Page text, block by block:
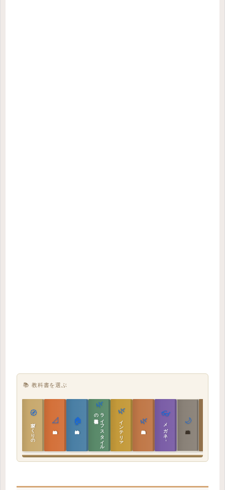
📚 教科書を選ぶ
🧭
家づくりの教科書 📐
実施設計の教科書
🏠
性能設計の教科書
🌿
ラ
イ
フ
ス
タ
イ
ル
の
教科書 🌿
インテリア設計 🌿
敷地設計の教科書
👓
メガネ｜転職 🌙
建築思想の教科書